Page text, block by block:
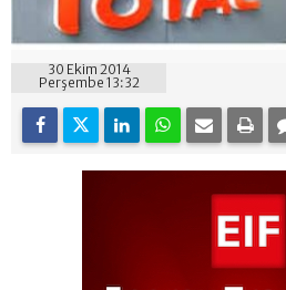
30 Ekim 2014
Perşembe 13:32